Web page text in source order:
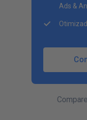
Ads &